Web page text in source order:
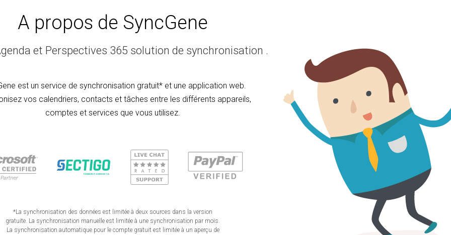
A propos de SyncGene
et Perspectives 365 solution de synchronisation .
est un service de synchronisation gratuit* et une application web.
vos calendriers, contacts et tâches entre les différents appareils,
comptes et services que vous utilisez.
*La synchronisation des données est limitée à deux sources dans la version
gratuite. La synchronisation manuelle est limitée à une synchronisation par mois.
La synchronisation automatique pour le compte gratuit est limitée à un aperçu de